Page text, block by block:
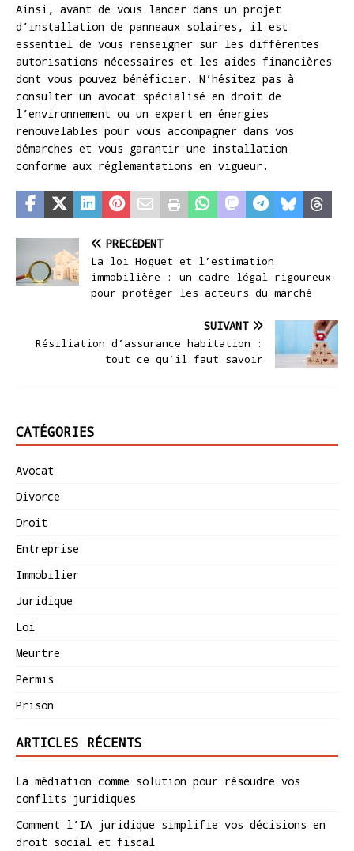
Ainsi, avant de vous lancer dans un projet
d’installation de panneaux solaires, il est
essentiel de vous renseigner sur les différentes
autorisations nécessaires et les aides financières
dont vous pouvez bénéficier. N’hésitez pas à
consulter un avocat spécialisé en droit de
l’environnement ou un expert en énergies
renouvelables pour vous accompagner dans vos
démarches et vous garantir une installation
conforme aux réglementations en vigueur.
PRÉCÉDENT
La loi Hoguet et l’estimation
immobilière : un cadre légal rigoureux
pour protéger les acteurs du marché
SUIVANT
Résiliation d’assurance habitation :
tout ce qu’il faut savoir
CATÉGORIES
Avocat
Divorce
Droit
Entreprise
Immobilier
Juridique
Loi
Meurtre
Permis
Prison
ARTICLES RÉCENTS
La médiation comme solution pour résoudre vos
conflits juridiques
Comment l’IA juridique simplifie vos décisions en
droit social et fiscal